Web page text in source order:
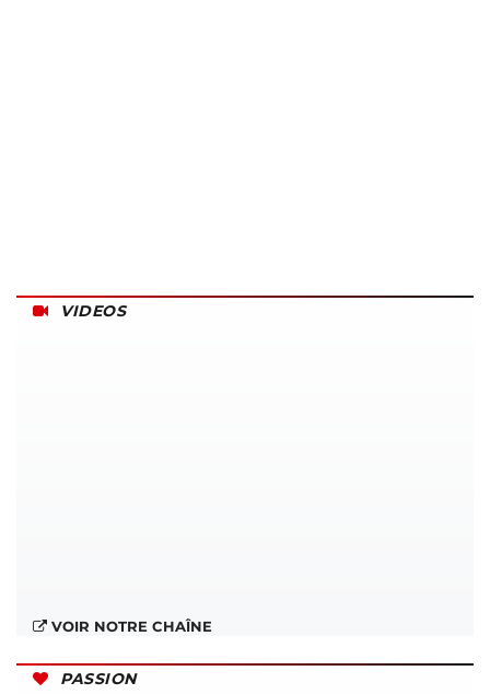
VIDEOS
VOIR NOTRE CHAÎNE
PASSION